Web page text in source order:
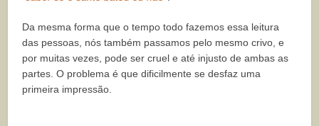
Da mesma forma que o tempo todo fazemos essa leitura
das pessoas, nós também passamos pelo mesmo crivo, e
por muitas vezes, pode ser cruel e até injusto de ambas as
partes. O problema é que dificilmente se desfaz uma
primeira impressão.